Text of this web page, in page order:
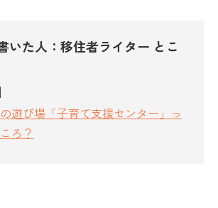
いた人：移住者ライター とこ
遊び場「子育て支援センター」っ
ろ？